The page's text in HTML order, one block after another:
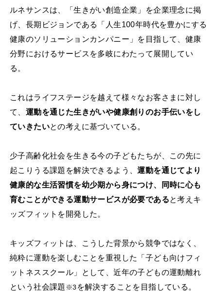
ルネサンスは、「生きがい創造企業」を企業理念に掲
げ、長期ビジョンである「人生100年時代を豊かにする
健康のソリューションカンパニー」を目指して、健康
分野におけるサービスを多岐にわたって展開してい
る。
これはライフステージを越えて様々なお客さまに対し
て、 運動を通じた生きがいや健康創りのお手伝いをし
ていきたいとの考えに基づいている。
少子高齢化社会を生きる今の子どもたちが、この先に
起こりうる課題を解決できるよう、運動を通じてより
健康的な生活習慣を幼少期から身につけ、同時に心も
育むことができる運動サービスが必要であると考えキ
ッズフィットを開発した。
キッズフィットは、こうした背景から競争ではなく、
純粋に運動を楽しむことを重視した「子ども向けフィ
ットネススクール」として、近年の子どもの運動離れ
という社会課題 ※3 を解決することを目指している。